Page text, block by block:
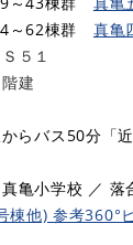
群 真亀
５１
建
からバス50分「
亀小学校 ／ 落
他) 参考360°